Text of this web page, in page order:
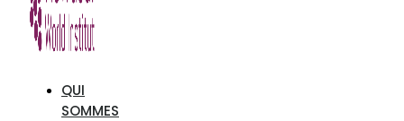
QUI
SOMMES